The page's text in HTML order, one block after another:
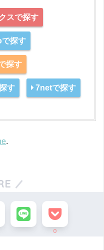
スで探す
探す
探す
す 7netで探す
.
0